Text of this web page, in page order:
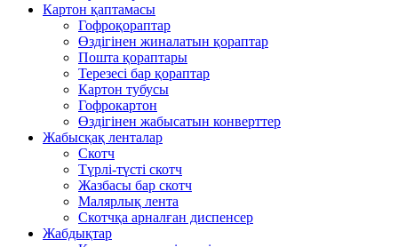
Картон қаптамасы
Гофроқораптар
Өздігінен жиналатын қораптар
Пошта қораптары
Терезесі бар қораптар
Картон тубусы
Гофрокартон
Өздігінен жабысатын конверттер
Жабысқақ ленталар
Скотч
Түрлі-түсті скотч
Жазбасы бар скотч
Малярлық лента
Скотчқа арналған диспенсер
Жабдықтар